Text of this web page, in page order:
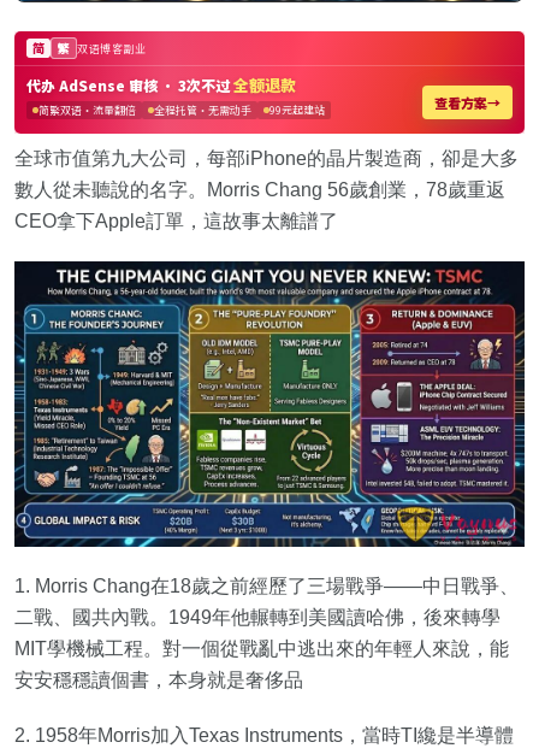
全球市值第九大公司，每部iPhone的晶片製造商，卻是大多
數人從未聽說的名字。Morris Chang 56歲創業，78歲重返
CEO拿下Apple訂單，這故事太離譜了
1. Morris Chang在18歲之前經歷了三場戰爭——中日戰爭、
二戰、國共內戰。1949年他輾轉到美國讀哈佛，後來轉學
MIT學機械工程。對一個從戰亂中逃出來的年輕人來說，能
安安穩穩讀個書，本身就是奢侈品
2. 1958年Morris加入Texas Instruments，當時TI纔是半導體